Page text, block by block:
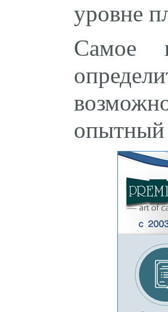
уровне
Самое
опытный